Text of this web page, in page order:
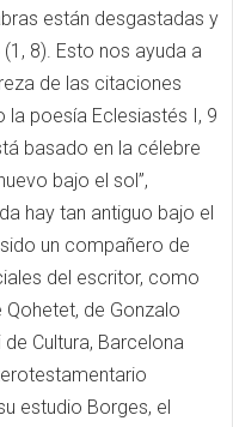
están desgastadas y
8). Esto nos ayuda a
de las citaciones
poesía Eclesiastés I, 9
basado en la célebre
bajo el sol”,
hay tan antiguo bajo el
un compañero de
del escritor, como
de Gonzalo
Cultura, Barcelona
estudio Borges, el